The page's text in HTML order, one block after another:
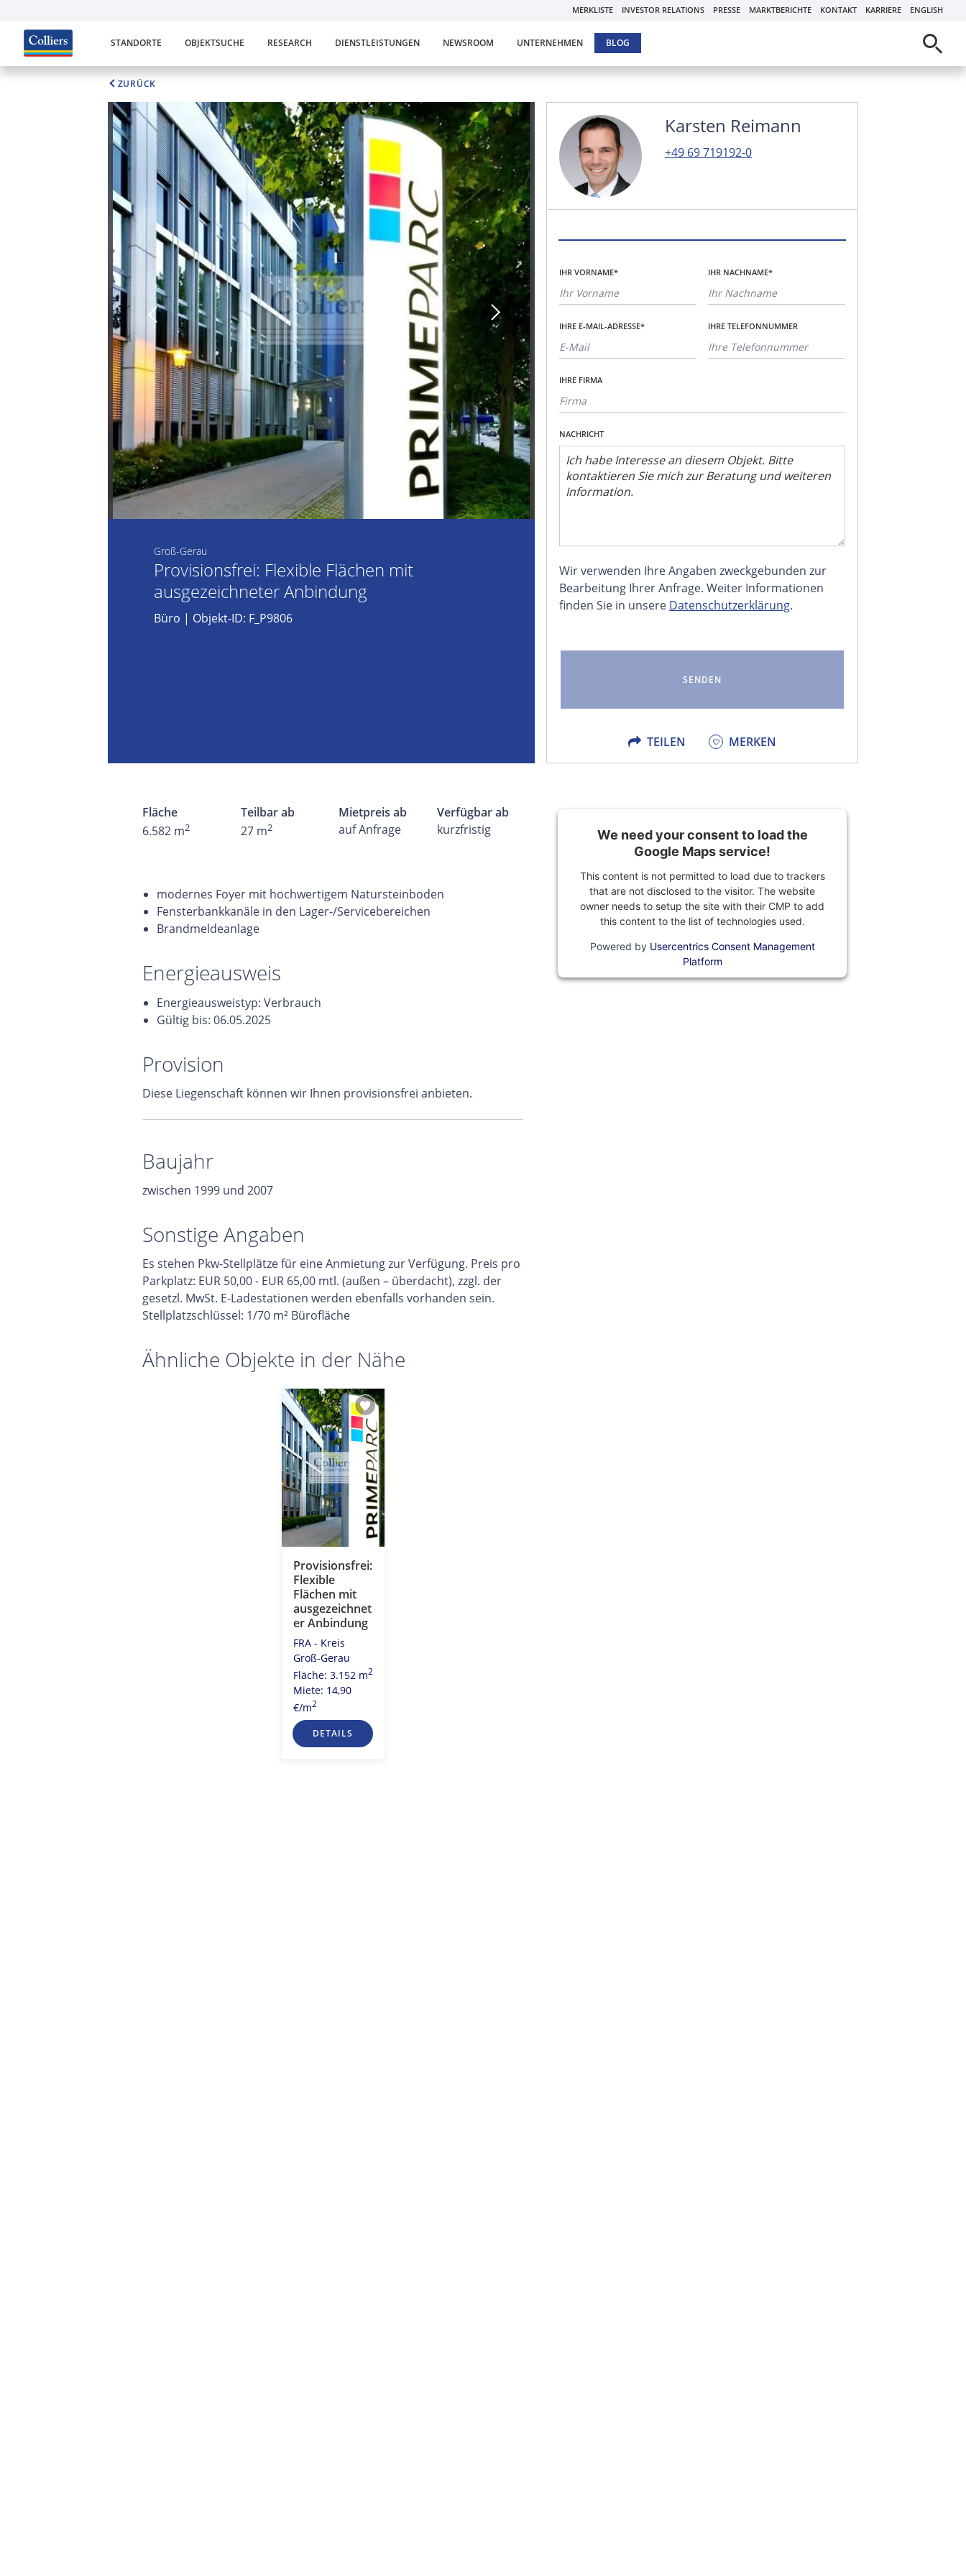
MERKLISTE INVESTOR RELATIONS PRESSE MARKTBERICHTE KONTAKT KARRIERE ENGLISH
STANDORTE OBJEKTSUCHE RESEARCH DIENSTLEISTUNGEN NEWSROOM UNTERNEHMEN BLOG
ZURÜCK
Groß-Gerau
Provisionsfrei: Flexible Flächen mit
ausgezeichneter Anbindung
Büro | Objekt-ID: F_P9806
Karsten Reimann
+49 69 719192-0
IHR VORNAME* IHR NACHNAME*
IHRE E-MAIL-ADRESSE* IHRE TELEFONNUMMER
IHRE FIRMA
NACHRICHT
Wir verwenden Ihre Angaben zweckgebunden zur
Bearbeitung Ihrer Anfrage. Weiter Informationen
finden Sie in unsere Datenschutzerklärung.
TEILEN
X
MERKEN
Fläche
6.582 m2
Teilbar ab
27 m2
Mietpreis ab
auf Anfrage
Verfügbar ab
kurzfristig
modernes Foyer mit hochwertigem Natursteinboden
Fensterbankkanäle in den Lager-/Servicebereichen
Brandmeldeanlage
Energieausweis
Energieausweistyp: Verbrauch
Gültig bis: 06.05.2025
Provision
Diese Liegenschaft können wir Ihnen provisionsfrei anbieten.
Baujahr
zwischen 1999 und 2007
Sonstige Angaben
Es stehen Pkw-Stellplätze für eine Anmietung zur Verfügung. Preis pro
Parkplatz: EUR 50,00 - EUR 65,00 mtl. (außen – überdacht), zzgl. der
gesetzl. MwSt. E-Ladestationen werden ebenfalls vorhanden sein.
Stellplatzschlüssel: 1/70 m² Bürofläche
Ähnliche Objekte in der Nähe
Provisionsfrei:
Flexible
Flächen mit
ausgezeichnet
er Anbindung
FRA - Kreis
Groß-Gerau
Fläche: 3.152 m2
Miete: 14,90
€/m2
DETAILS
We need your consent to load the
Google Maps service!
This content is not permitted to load due to trackers
that are not disclosed to the visitor. The website
owner needs to setup the site with their CMP to add
this content to the list of technologies used.
Powered by Usercentrics Consent Management
Platform